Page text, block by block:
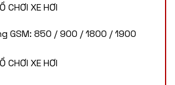
CHƠI XE HƠI
GSM: 850 / 900 / 1800 / 1900
CHƠI XE HƠI